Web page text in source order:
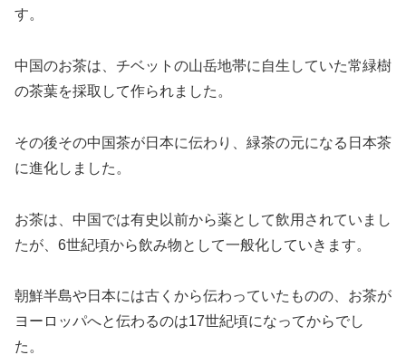
す。
中国のお茶は、チベットの山岳地帯に自生していた常緑樹
の茶葉を採取して作られました。
その後その中国茶が日本に伝わり、緑茶の元になる日本茶
に進化しました。
お茶は、中国では有史以前から薬として飲用されていまし
たが、6世紀頃から飲み物として一般化していきます。
朝鮮半島や日本には古くから伝わっていたものの、お茶が
ヨーロッパへと伝わるのは17世紀頃になってからでし
た。